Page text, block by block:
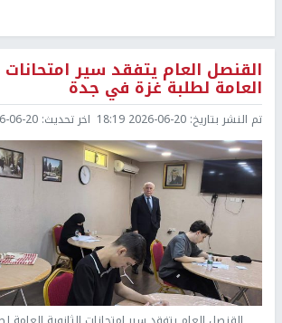
القنصل العام يتفقد سير امتحانات
العامة لطلبة غزة في جدة
تم النشر بتاريخ: 2026-06-20 18:19 اخر تحديث: 20 18:35